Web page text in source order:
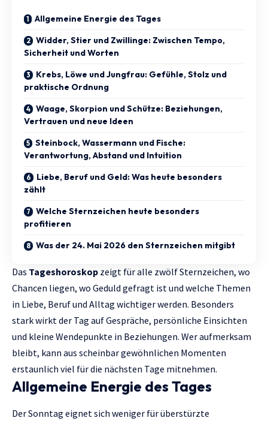
Allgemeine Energie des Tages
Widder, Stier und Zwillinge: Zwischen Tempo,
Sicherheit und Worten
Krebs, Löwe und Jungfrau: Gefühle, Stolz und
praktische Ordnung
Waage, Skorpion und Schütze: Beziehungen,
Vertrauen und neue Ideen
Steinbock, Wassermann und Fische:
Verantwortung, Abstand und Intuition
Liebe, Beruf und Geld: Was heute besonders
zählt
Welche Sternzeichen heute besonders
profitieren
Was der 24. Mai 2026 den Sternzeichen mitgibt
Das Tageshoroskop zeigt für alle zwölf Sternzeichen, wo
Chancen liegen, wo Geduld gefragt ist und welche Themen
in Liebe, Beruf und Alltag wichtiger werden. Besonders
stark wirkt der Tag auf Gespräche, persönliche Einsichten
und kleine Wendepunkte in Beziehungen. Wer aufmerksam
bleibt, kann aus scheinbar gewöhnlichen Momenten
erstaunlich viel für die nächsten Tage mitnehmen.
Allgemeine Energie des Tages
Der Sonntag eignet sich weniger für überstürzte